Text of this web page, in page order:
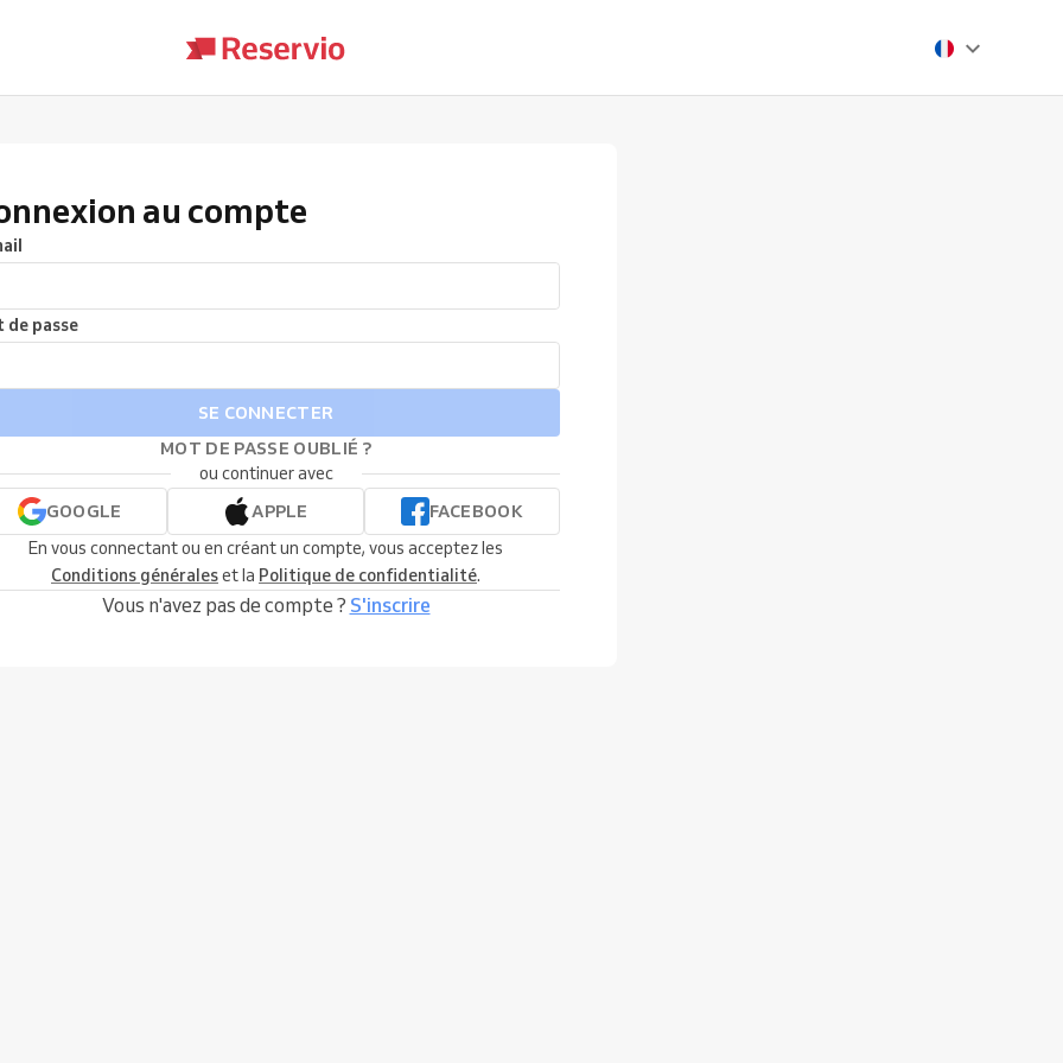
au compte
de passe
SE CONNECTER
MOT DE PASSE OUBLIÉ ?
ou continuer avec
GOOGLE
APPLE
FACEBOOK
En vous connectant ou en créant un compte, vous acceptez les
Conditions généraleset la Politique de confidentialité.
Vous n'avez pas de compte ? S'inscrire